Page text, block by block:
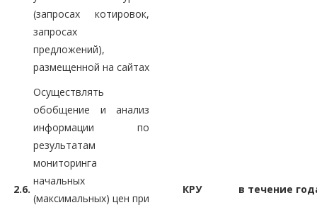
(запросах котировок,
запросах
предложений),
размещенной на сайтах
2.6.
Осуществлять
обобщение и анализ
информации по
результатам
мониторинга
начальных
(максимальных) цен при
КРУ в течение